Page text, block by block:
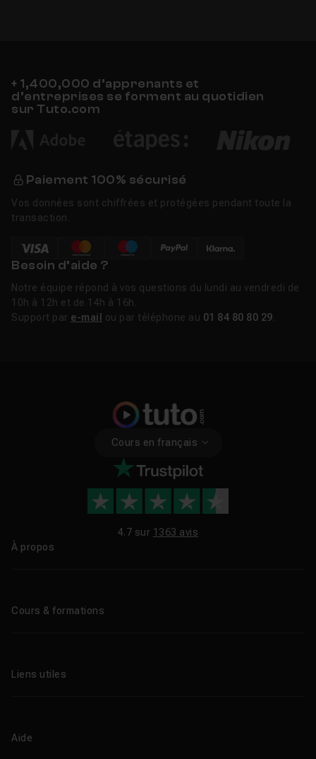
+ 1,400,000 d’apprenants et
d’entreprises se forment au quotidien
sur Tuto.com
Paiement 100% sécurisé
Vos données sont chiffrées et protégées pendant toute la
transaction.
Besoin d’aide ?
Notre équipe répond à vos questions du lundi au vendredi de
10h à 12h et de 14h à 16h.
Support par e-mail ou par téléphone au 01 84 80 80 29
Cours en français
4.7 sur 1363 avis
À propos
Cours & formations
Formations certifiantes
Promos
Liens utiles
Centres de formation
Aide